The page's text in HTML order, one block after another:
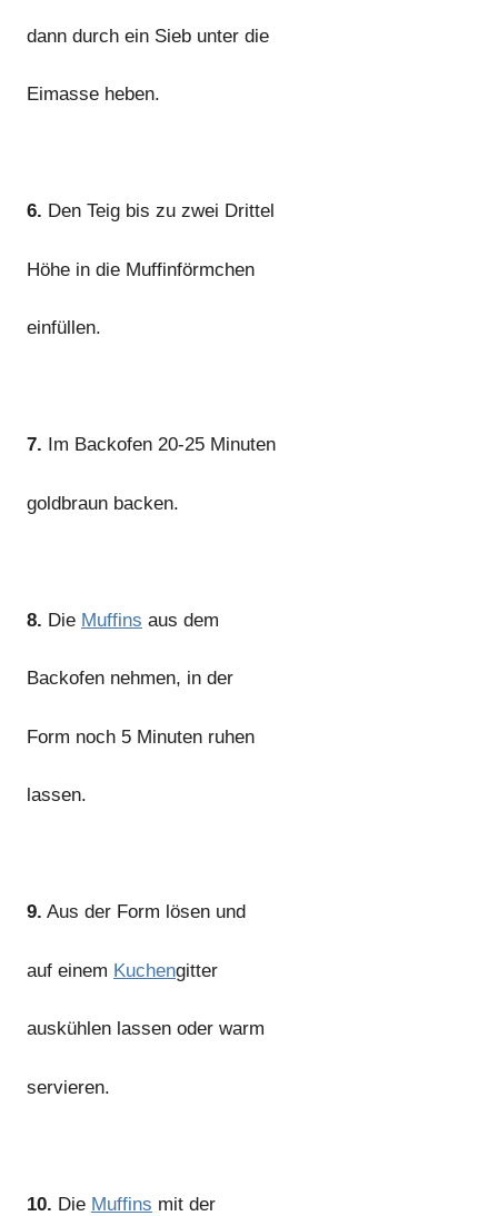
dann durch ein Sieb unter die
Eimasse heben.
6. Den Teig bis zu zwei Drittel
Höhe in die Muffinförmchen
einfüllen.
7. Im Backofen 20-25 Minuten
goldbraun backen.
8. Die Muffins aus dem
Backofen nehmen, in der
Form noch 5 Minuten ruhen
lassen.
9. Aus der Form lösen und
auf einem Kuchengitter
auskühlen lassen oder warm
servieren.
10. Die Muffins mit der